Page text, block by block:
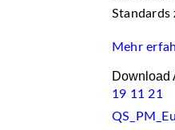
Standards
Mehr
Download
19 11 21